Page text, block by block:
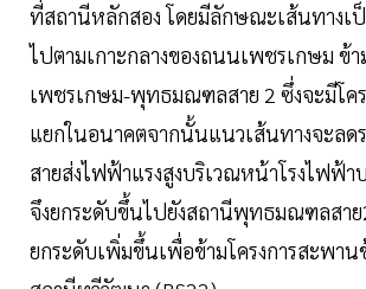
ที่สถานีหลักสอง โดยมีลักษณะเส้นทางเ
ไปตามเกาะกลางของถนนเพชรเกษม ข้
เพชรเกษม-พุทธมณฑลสาย 2 ซึ่งจะมีโค
แยกในอนาคตจากนั้นแนวเส้นทางจะลด
สายส่งไฟฟ้าแรงสูงบริเวณหน้าโรงไฟฟ้า
จึงยกระดับขึ้นไปยังสถานีพุทธมณฑลสาย
ยกระดับเพิ่มขึ้นเพื่อข้ามโครงการสะพาน